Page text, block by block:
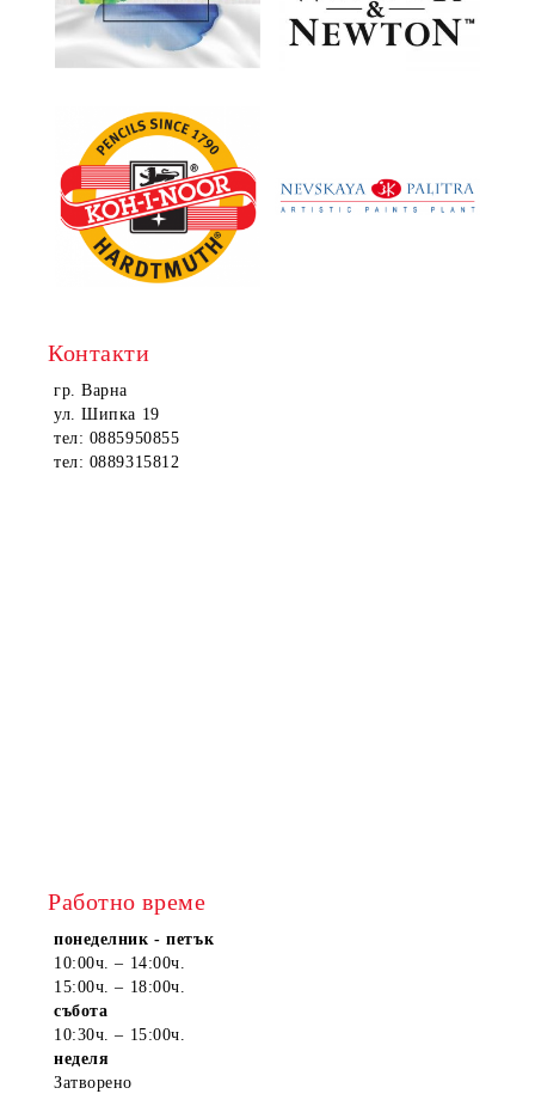
Контакти
гр. Варна
ул. Шипка 19
тел: 0885950855
тел: 0889315812
Работно време
понеделник - петък
10:00ч. – 14:00ч.
15:00ч. – 18:00ч.
събота
10:30ч. – 15:00ч.
неделя
Затворено